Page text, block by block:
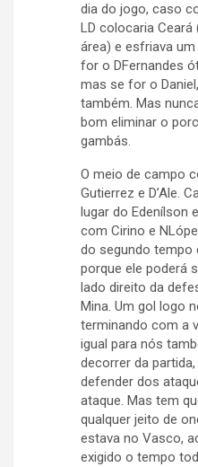
dia do jogo, caso
LD colocaria
área) e esfriava
for o DFernandes
mas se for o
também. Mas
bom eliminar o
gambás.
O meio de campo
Gutierrez e D’Ale.
lugar do Edenílson
com Cirino e
do segundo tempo
porque ele poderá
lado direito da
Mina. Um gol logo
terminando com a
igual para nós
decorrer da
defender dos
ataque. Mas tem
qualquer jeito de
estava no Vasco,
exigido o tempo